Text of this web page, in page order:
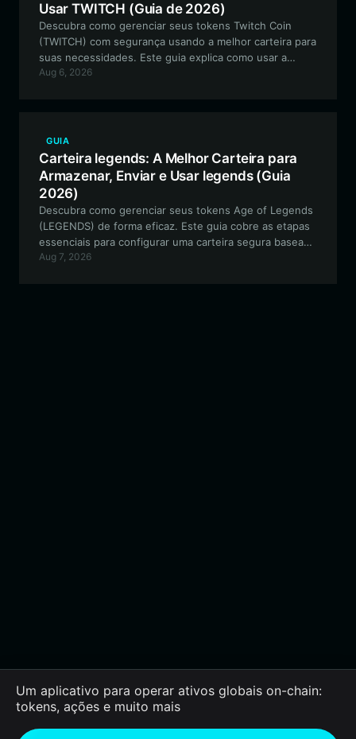
Usar TWITCH (Guia de 2026)
Descubra como gerenciar seus tokens Twitch Coin
(TWITCH) com segurança usando a melhor carteira para
suas necessidades. Este guia explica como usar a
Bitget Wallet para navegar no ecossistema EVM com
Aug 6, 2026
GUIA
Carteira legends: A Melhor Carteira para
Armazenar, Enviar e Usar legends (Guia
2026)
Descubra como gerenciar seus tokens Age of Legends
(LEGENDS) de forma eficaz. Este guia cobre as etapas
essenciais para configurar uma carteira segura baseada
em Solana para participar de batalhas competitivas e
Aug 7, 2026
Um aplicativo para operar ativos globais on-chain:
tokens, ações e muito mais